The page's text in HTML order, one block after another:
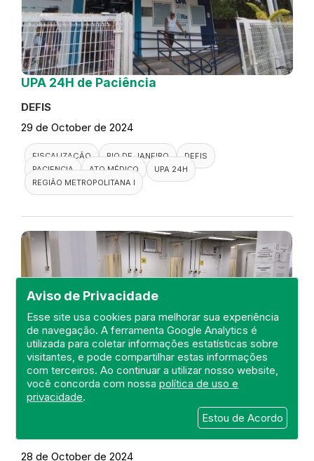
Aviso de Privacidade
Esse site usa cookies para melhorar sua experiência
de navegação. A ferramenta Google Analytics é
utilizada para coletar informações estatísticas sobre
visitantes, e pode compartilhar estas informações
com terceiros. Ao continuar a utilizar nosso website,
você concorda com nossapolítica de uso e
privacidade.
Estou de Acordo
UPA 24H de Paciência
DEFIS
29 de October de 2024
FISCALIZAÇÃO RIO DE JANEIRO
DEFIS
PACIENCIA
ATO MÉDICO
UPA 24H
REGIÃO METROPOLITANA I
Visita a UPA 24H Nova Friburgo
DEFIS
28 de October de 2024